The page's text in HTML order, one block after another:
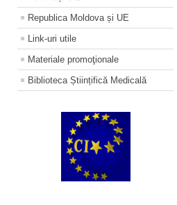
Republica Moldova și UE
Link-uri utile
Materiale promoţionale
Biblioteca Științifică Medicală